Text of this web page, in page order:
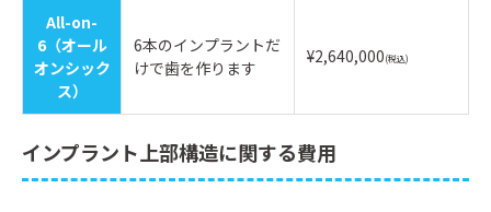
All-on-
6（オール
オンシック
ス）
6本のインプラントだ
けで歯を作ります
¥2,640,000(税込)
インプラント上部構造に関する費用